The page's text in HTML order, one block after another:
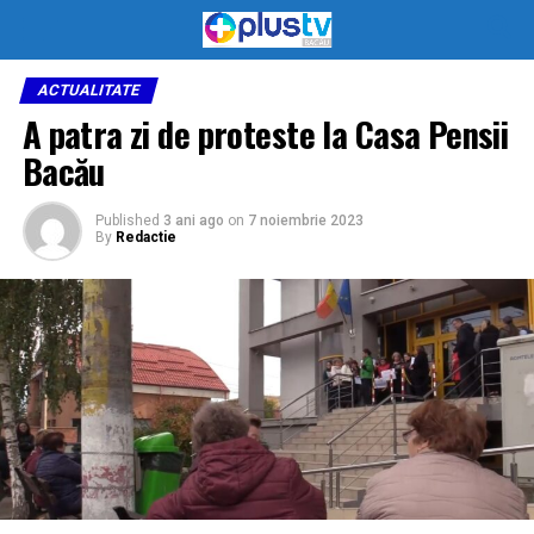
ACTUALITATE
A patra zi de proteste la Casa Pensii
Bacău
Published 3 ani ago on 7 noiembrie 2023
By Redactie